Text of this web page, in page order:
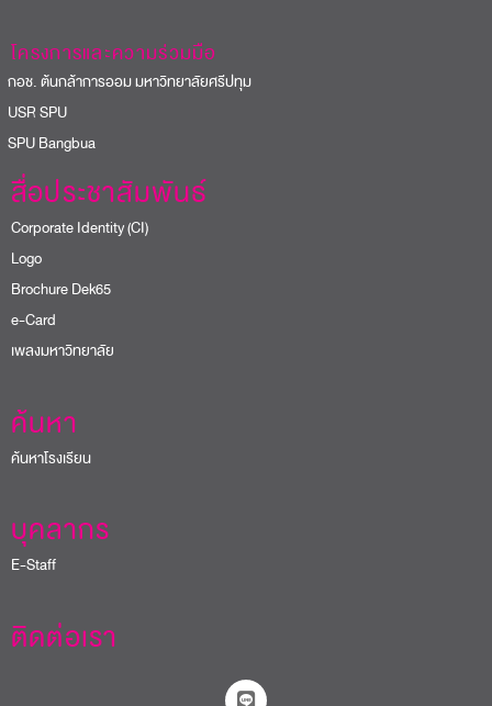
โครงการและความร่วมมือ
ช. ต้นกล้าการออม มหาวิทยาลัยศรีปทุม
SPU
Bangbua
สื่อประชาสัมพันธ์
Corporate Identity (CI)
Logo
Brochure Dek65
e-Card
เพลงมหาวิทยาลัย
ค้นหา
ค้นหาโรงเรียน
บุคลากร
E-Staff
ติดต่อเรา